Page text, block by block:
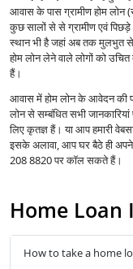
आवास के पास ग्रामीण होम
कुछ सालों से से ग्रामीण एवं पिछड़े
स्थान भी है जहां अब तक मुलभुत
होम लोन लेने वाले लोगों को
हैं।
आवास में होम लोन के आवेदन की
लोन से सम्बंधित सभी
लिए कृतज्ञ हैं। या आप हमारी
इसके अलावा, आप घर बैठे ही
208 8820 पर कॉल सकते हैं।
Home Loan
How to take a home